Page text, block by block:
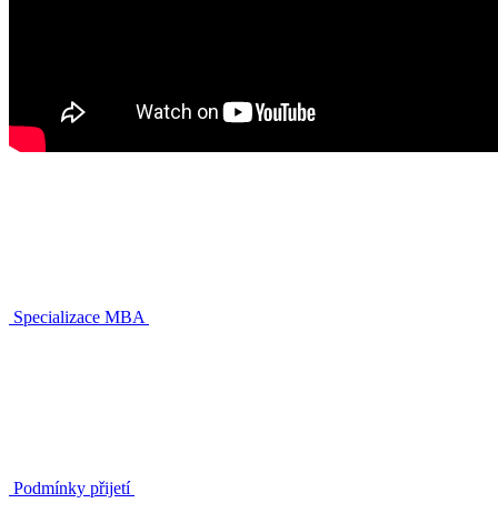
Specializace MBA
Podmínky přijetí